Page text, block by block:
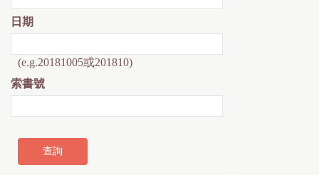
日期
(e.g.20181005或201810)
索書號